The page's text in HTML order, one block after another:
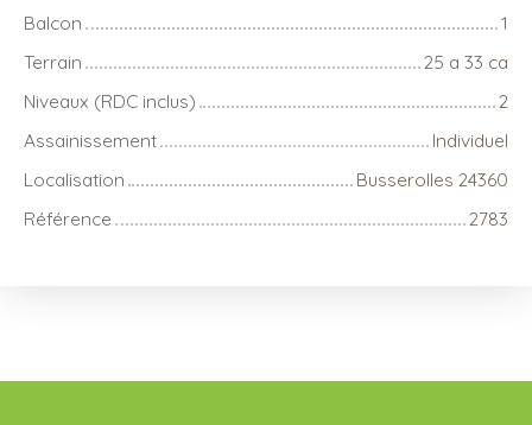
Balcon
1
Terrain
25 a 33 ca
Niveaux (RDC inclus)
2
Assainissement
Individuel
Localisation
Busserolles 24360
Référence
2783